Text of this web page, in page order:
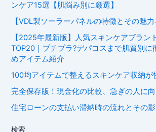
ンケア15選【肌悩み別に厳選】
【VDL製ソーラーパネルの特徴とその魅力
【2025年最新版】人気スキンケアブラン
TOP20｜プチプラ?デパコスまで肌質別に
めアイテム紹介
100均アイテムで整えるスキンケア収納が
完全保存版！現金化の比較、急ぎの人に
住宅ローンの支払い滞納時の流れとその
検索